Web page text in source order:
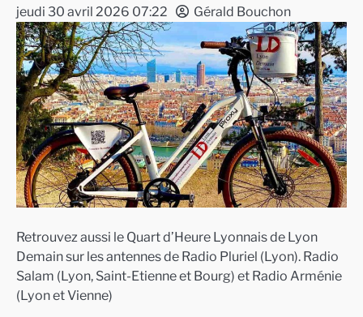
jeudi 30 avril 2026 07:22 Gérald Bouchon
Retrouvez aussi le Quart d’Heure Lyonnais de Lyon
Demain sur les antennes de Radio Pluriel (Lyon). Radio
Salam (Lyon, Saint-Etienne et Bourg) et Radio Arménie
(Lyon et Vienne)